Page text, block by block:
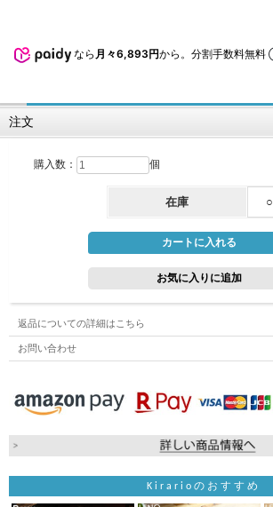
なら 月々6,893円から。分割手数料無料
注文
購入数： 個
在庫 ○
返品についての詳細はこちら
お問い合わせ
Kirarioのおすすめ